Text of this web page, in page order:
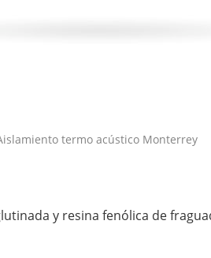
termo acústico Monterrey
y resina fenólica de